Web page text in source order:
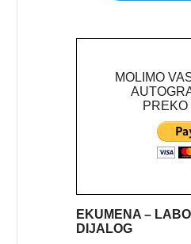
MOLIMO
PREKO
EKUMENA –
DIJALOG